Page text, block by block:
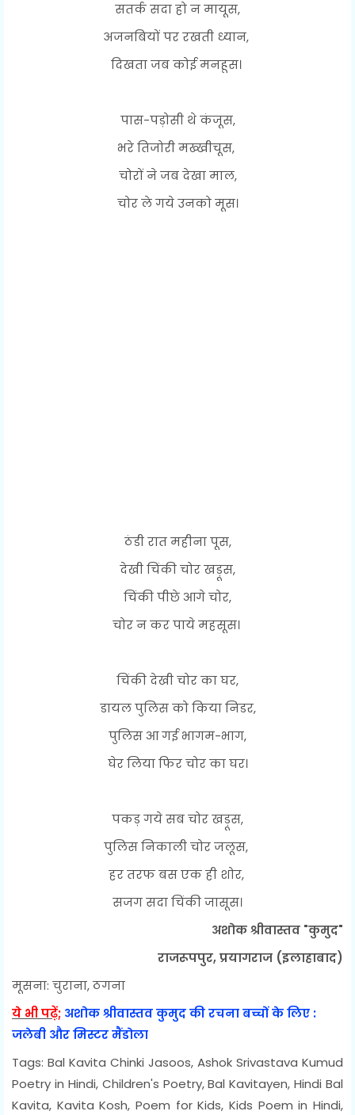
सतर्क सदा हो न मायूस,
अजनबियों पर रखती ध्यान,
दिखता जब कोई मनहूस।
पास-पड़ोसी थे कंजूस,
भरे तिजोरी मख्खीचूस,
चोरों ने जब देखा माल,
चोर ले गये उनको मूस।
ठंडी रात महीना पूस,
देखी चिंकी चोर खड़ूस,
चिंकी पीछे आगे चोर,
चोर न कर पाये महसूस।
चिंकी देखी चोर का घर,
डायल पुलिस को किया निडर,
पुलिस आ गई भागम-भाग,
घेर लिया फिर चोर का घर।
पकड़ गये सब चोर खड़ूस,
पुलिस निकाली चोर जलूस,
हर तरफ बस एक ही शोर,
सजग सदा चिंकी जासूस।
अशोक श्रीवास्तव "कुमुद"
राजरूपपुर, प्रयागराज (इलाहाबाद)
मूसना: चुराना, ठगना
ये भी पढ़ें; अशोक श्रीवास्तव कुमुद की रचना बच्चों के लिए :
जलेबी और मिस्टर मैंडोला
Tags: Bal Kavita Chinki Jasoos, Ashok Srivastava Kumud
Poetry in Hindi, Children's Poetry, Bal Kavitayen, Hindi Bal
Kavita, Kavita Kosh, Poem for Kids, Kids Poem in Hindi,